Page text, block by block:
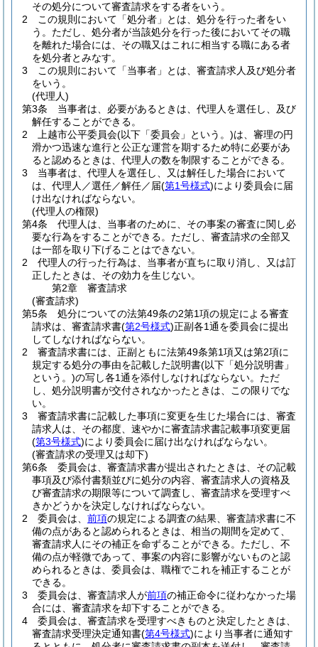
その処分について審査請求をする者をいう。
2
この規則において「処分者」とは、処分を行った者をい
う。 ただし、処分者が当該処分を行った後においてその職
を離れた場合には、その職又はこれに相当する職にある者
を処分者とみなす。
3
この規則において「当事者」とは、審査請求人及び処分者
をいう。
(代理人)
第3条
当事者は、必要があるときは、代理人を選任し、及び
解任することができる。
2
上越市公平委員会(以下「委員会」という。)は、審理の円
滑かつ迅速な進行と公正な運営を期するため特に必要があ
ると認めるときは、代理人の数を制限することができる。
3
当事者は、代理人を選任し、又は解任した場合において
は、代理人／選任／解任／届(第1号様式)により委員会に届
け出なければならない。
(代理人の権限)
第4条
代理人は、当事者のために、その事案の審査に関し必
要な行為をすることができる。 ただし、審査請求の全部又
は一部を取り下げることはできない。
2
代理人の行った行為は、当事者が直ちに取り消し、又は訂
正したときは、その効力を生じない。
第2章
審査請求
(審査請求)
第5条
処分についての法第49条の2第1項の規定による審査
請求は、審査請求書(第2号様式)正副各1通を委員会に提出
してしなければならない。
2
審査請求書には、正副ともに法第49条第1項又は第2項に
規定する処分の事由を記載した説明書(以下「処分説明書」
という。)の写し各1通を添付しなければならない。 ただ
し、処分説明書が交付されなかったときは、この限りでな
い。
3
審査請求書に記載した事項に変更を生じた場合には、審査
請求人は、その都度、速やかに審査請求書記載事項変更届
(第3号様式)により委員会に届け出なければならない。
(審査請求の受理又は却下)
第6条
委員会は、審査請求書が提出されたときは、その記載
事項及び添付書類並びに処分の内容、審査請求人の資格及
び審査請求の期限等について調査し、審査請求を受理すべ
きかどうかを決定しなければならない。
2
委員会は、 前項の規定による調査の結果、審査請求書に不
備の点があると認められるときは、相当の期間を定めて、
審査請求人にその補正を命ずることができる。 ただし、不
備の点が軽微であって、事案の内容に影響がないものと認
められるときは、委員会は、職権でこれを補正することが
できる。
3
委員会は、審査請求人が前項の補正命令に従わなかった場
合には、審査請求を却下することができる。
4
委員会は、審査請求を受理すべきものと決定したときは、
審査請求受理決定通知書(第4号様式)により当事者に通知す